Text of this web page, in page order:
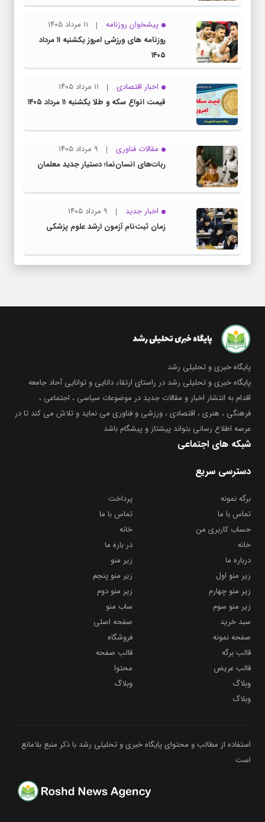
پیشخوان روزنامه
۱۱ مرداد ۱۴۰۵
روزنامه های ورزشی امروز یکشنبه ۱۱ مرداد
۱۴۰۵
اخبار اقتصادی
۱۱ مرداد ۱۴۰۵
قیمت انواع سکه و طلا یکشنبه ۱۱ مرداد ۱۴۰۵
مقالات فناوری
۹ مرداد ۱۴۰۵
ربات‌های انسان‌نما؛ دستیار جدید معلمان
اخبار جدید
۹ مرداد ۱۴۰۵
زمان ثبت‌نام آزمون ارشد علوم پزشکی
پایگاه خبری و تحلیلی رشد
پایگاه خبری و تحلیلی رشد در راستای ارتقاء دانایی و توانایی آحاد جامعه
اقدام به انتشار اخبار و مقالات جدید در موضوعات سیاسی ، اجتماعی ،
فرهنگی ، هنری ، اقتصادی ، ورزشی و فناوری می نماید و تلاش می کند تا در
عرصه اطلاع رسانی بتواند پیشتاز و پیشگام باشد
شبکه های اجتماعی
دسترسی سریع
برگه نمونه
پرداخت
تماس با ما
تماس با ما
حساب کاربری من
خانه
خانه
در باره ما
درباره ما
زیر منو
زیر منو اول
زیر منو پنجم
زیر منو چهارم
زیر منو دوم
زیر منو سوم
ساب منو
سبد خرید
صفحه اصلی
صفحه نمونه
فروشگاه
قالب برگه
قالب صفحه
قالب عریض
محتوا
وبلاگ
وبلاگ
وبلاگ
استفاده از مطالب و محتوای پایگاه خبری و تحلیلی رشد با ذکر منبع بلامانع
است